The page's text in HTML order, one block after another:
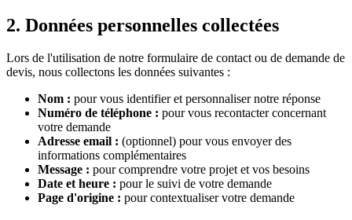
2. Données personnelles collectées
Lors de l'utilisation de notre formulaire de contact ou de demande de
devis, nous collectons les données suivantes :
Nom : pour vous identifier et personnaliser notre réponse
Numéro de téléphone : pour vous recontacter concernant
votre demande
Adresse email : (optionnel) pour vous envoyer des
informations complémentaires
Message : pour comprendre votre projet et vos besoins
Date et heure : pour le suivi de votre demande
Page d'origine : pour contextualiser votre demande